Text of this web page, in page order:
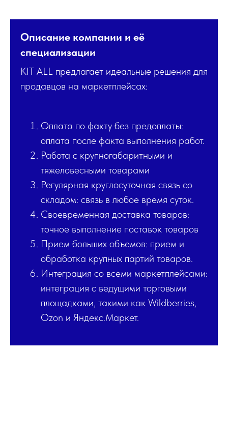
Описание компании и её
специализации
KIT ALL предлагает идеальные решения для
продавцов на маркетплейсах:
Оплата по факту без предоплаты:
оплата после факта выполнения работ.
Работа с крупногабаритными и
тяжеловесными товарами
Регулярная круглосуточная связь со
складом: связь в любое время суток.
Своевременная доставка товаров:
точное выполнение поставок товаров
Прием больших объемов: прием и
обработка крупных партий товаров.
Интеграция со всеми маркетплейсами:
интеграция с ведущими торговыми
площадками, такими как Wildberries,
Ozon и Яндекс.Маркет.